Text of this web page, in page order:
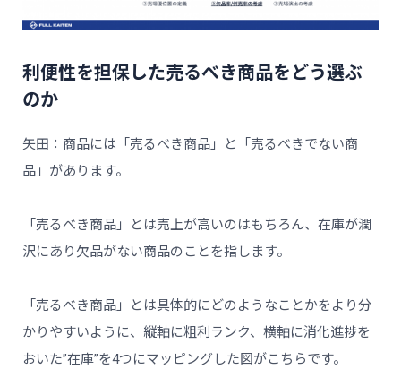
利便性を担保した売るべき商品をどう選ぶ
のか
矢田：商品には「売るべき商品」と「売るべきでない商
品」があります。
「売るべき商品」とは売上が高いのはもちろん、在庫が潤
沢にあり欠品がない商品のことを指します。
「売るべき商品」とは具体的にどのようなことかをより分
かりやすいように、縦軸に粗利ランク、横軸に消化進捗を
おいた”在庫”を4つにマッピングした図がこちらです。